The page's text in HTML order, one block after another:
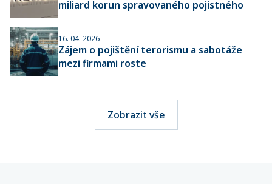
miliard korun spravovaného pojistného
16. 04. 2026
Zájem o pojištění terorismu a sabotáže
mezi firmami roste
Zobrazit vše